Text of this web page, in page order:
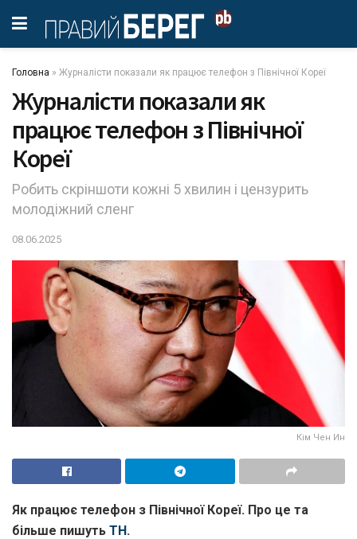
Головна » Журналісти показали як працює телефон з Північної Кореї
Журналісти показали як
працює телефон з Північної
Кореї
Робить скріншоти кожні 5 хвилин і цензурить
молодіжний сленг
08.06.2025
Кім Чен Ин
Як працює телефон з Північної Кореї. Про це та
більше пишуть ТН.